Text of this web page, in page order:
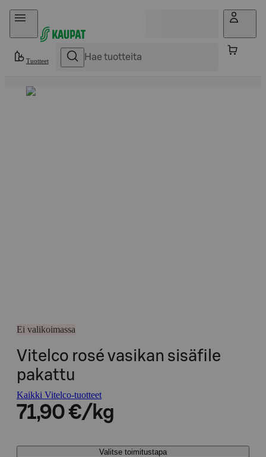
Hyppää sisältöön
Tuotteet
Ei valikoimassa
Vitelco rosé vasikan sisäfile
pakattu
Kaikki Vitelco-tuotteet
71,90 €/kg
Valitse toimitustapa